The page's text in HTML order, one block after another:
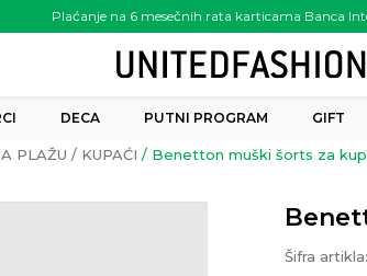
Plaćanje na 6 mesečnih rata karticama Banca
preko 6.000.00 rsd
DECA PUTNI PROGRAM GIFT
PLAŽU KUPAĆI Benetton muški šorts za
Šifra artikla: